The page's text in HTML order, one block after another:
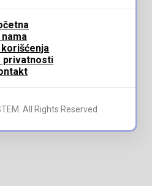
nama
privatnosti
All Rights Reserved